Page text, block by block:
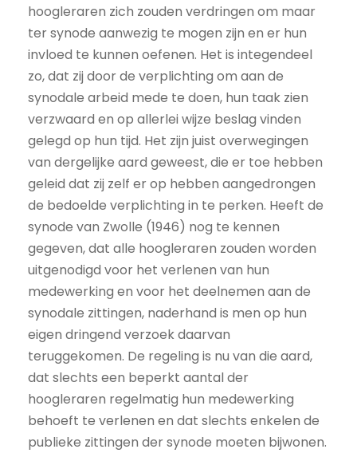
hoogleraren zich zouden verdringen om maar
ter synode aanwezig te mogen zijn en er hun
invloed te kunnen oefenen. Het is integendeel
zo, dat zij door de verplichting om aan de
synodale arbeid mede te doen, hun taak zien
verzwaard en op allerlei wijze beslag vinden
gelegd op hun tijd. Het zijn juist overwegingen
van dergelijke aard geweest, die er toe hebben
geleid dat zij zelf er op hebben aangedrongen
de bedoelde verplichting in te perken. Heeft de
synode van Zwolle (1946) nog te kennen
gegeven, dat alle hoogleraren zouden worden
uitgenodigd voor het verlenen van hun
medewerking en voor het deelnemen aan de
synodale zittingen, naderhand is men op hun
eigen dringend verzoek daarvan
teruggekomen. De regeling is nu van die aard,
dat slechts een beperkt aantal der
hoogleraren regelmatig hun medewerking
behoeft te verlenen en dat slechts enkelen de
publieke zittingen der synode moeten bijwonen.